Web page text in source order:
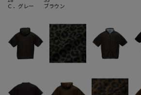
Ｃ．グレー
ブラウン